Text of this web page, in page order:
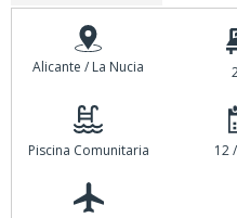
Alicante / La Nucia
Piscina Comunitaria 12